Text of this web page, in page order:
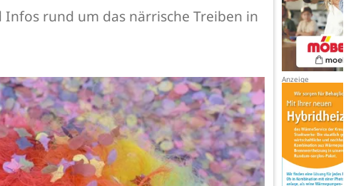
rund um das närrische Treiben in